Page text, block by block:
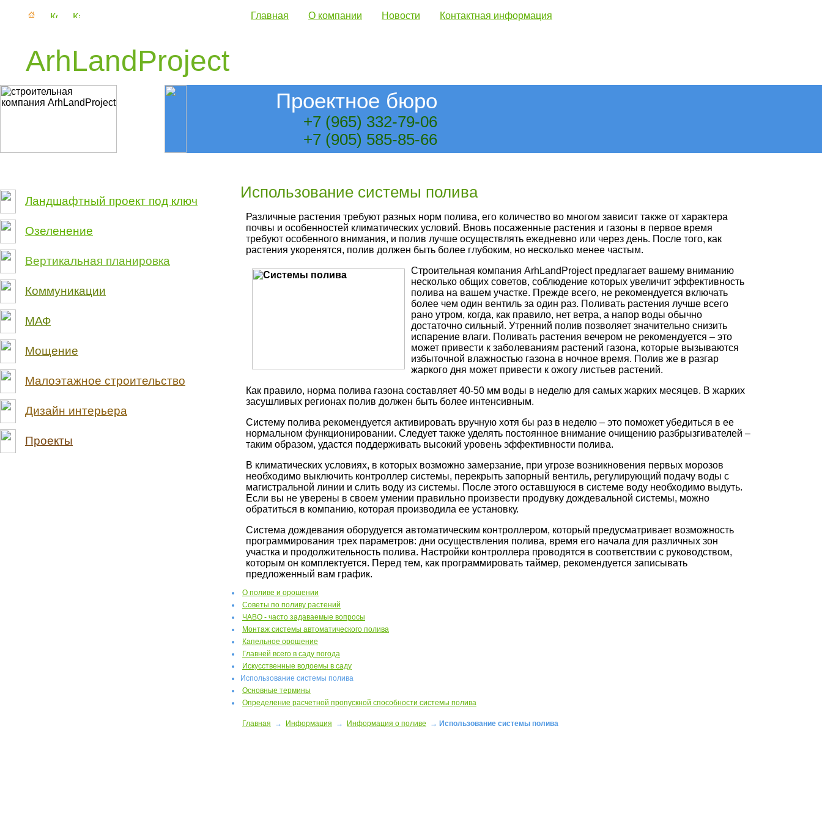
Главная О компании Новости Контактная информация
ArhLandProject
Проектное бюро
+7 (965) 332-79-06
+7 (905) 585-85-66
Ландшафтный проект под ключ
Озеленение
Вертикальная планировка
Коммуникации
МАФ
Мощение
Малоэтажное строительство
Дизайн интерьера
Проекты
Использование системы полива
Различные растения требуют разных норм полива, его количество во многом зависит также от характера
почвы и особенностей климатических условий. Вновь посаженные растения и газоны в первое время
требуют особенного внимания, и полив лучше осуществлять ежедневно или через день. После того, как
растения укоренятся, полив должен быть более глубоким, но несколько менее частым.
Строительная компания ArhLandProject предлагает вашему вниманию
несколько общих советов, соблюдение которых увеличит эффективность
полива на вашем участке. Прежде всего, не рекомендуется включать
более чем один вентиль за один раз. Поливать растения лучше всего
рано утром, когда, как правило, нет ветра, а напор воды обычно
достаточно сильный. Утренний полив позволяет значительно снизить
испарение влаги. Поливать растения вечером не рекомендуется – это
может привести к заболеваниям растений газона, которые вызываются
избыточной влажностью газона в ночное время. Полив же в разгар
жаркого дня может привести к ожогу листьев растений.
Как правило, норма полива газона составляет 40-50 мм воды в неделю для самых жарких месяцев. В жарких
засушливых регионах полив должен быть более интенсивным.
Систему полива рекомендуется активировать вручную хотя бы раз в неделю – это поможет убедиться в ее
нормальном функционировании. Следует также уделять постоянное внимание очищению разбрызгивателей –
таким образом, удастся поддерживать высокий уровень эффективности полива.
В климатических условиях, в которых возможно замерзание, при угрозе возникновения первых морозов
необходимо выключить контроллер системы, перекрыть запорный вентиль, регулирующий подачу воды с
магистральной линии и слить воду из системы. После этого оставшуюся в системе воду необходимо выдуть.
Если вы не уверены в своем умении правильно произвести продувку дождевальной системы, можно
обратиться в компанию, которая производила ее установку.
Система дождевания оборудуется автоматическим контроллером, который предусматривает возможность
программирования трех параметров: дни осуществления полива, время его начала для различных зон
участка и продолжительность полива. Настройки контроллера проводятся в соответствии с руководством,
которым он комплектуется. Перед тем, как программировать таймер, рекомендуется записывать
предложенный вам график.
О поливе и орошении
Советы по поливу растений
ЧАВО - часто задаваемые вопросы
Монтаж системы автоматического полива
Капельное орошение
Главней всего в саду погода
Искусственные водоемы в саду
Использование системы полива
Основные термины
Определение расчетной пропускной способности системы полива
Главная → Информация → Информация о поливе → Использование системы полива